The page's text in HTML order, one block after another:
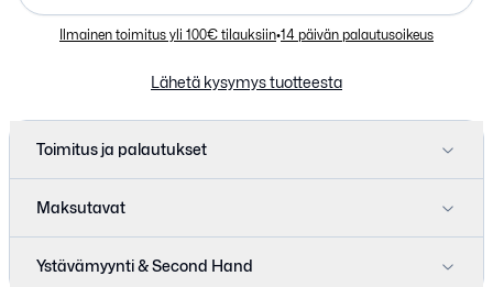
Kirjaudu sisään
Valitse kirjautumistapa.
Ilmainen toimitus yli 100€ tilauksiin•14 päivän palautusoikeus
Lähetä kysymys tuotteesta
Toimitus ja palautukset
Maksutavat
Ystävämyynti & Second Hand